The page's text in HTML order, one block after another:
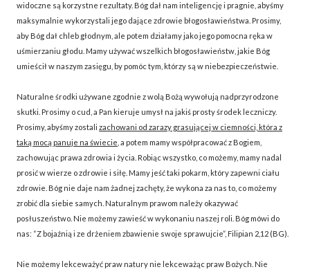
widoczne są korzystne rezultaty. Bóg dał nam inteligencję i pragnie, abyśmy
maksymalnie wykorzystali jego dające zdrowie błogosławieństwa. Prosimy,
aby Bóg dał chleb głodnym, ale potem działamy jako jego pomocna ręka w
uśmierzaniu głodu. Mamy używać wszelkich błogosławieństw, jakie Bóg
umieścił w naszym zasięgu, by pomóc tym, którzy są w niebezpieczeństwie.
Naturalne środki używane zgodnie z wolą Bożą wywołują nadprzyrodzone
skutki. Prosimy o cud, a Pan kieruje umysł na jakiś prosty środek leczniczy.
Prosimy, abyśmy zostali zachowani od zarazy grasującej w ciemności, która z
taką mocą panuje na świecie , a potem mamy współpracować z Bogiem,
zachowując prawa zdrowia i życia. Robiąc wszystko, co możemy, mamy nadal
prosić w wierze o zdrowie i siłę. Mamy jeść taki pokarm, który zapewni ciału
zdrowie. Bóg nie daje nam żadnej zachęty, że wykona za nas to, co możemy
zrobić dla siebie samych. Naturalnym prawom należy okazywać
posłuszeństwo. Nie możemy zawieść w wykonaniu naszej roli. Bóg mówi do
nas: “Z bojaźnią i ze drżeniem zbawienie swoje sprawujcie”, Filipian 2,12 (BG).
Nie możemy lekceważyć praw natury nie lekceważąc praw Bożych. Nie